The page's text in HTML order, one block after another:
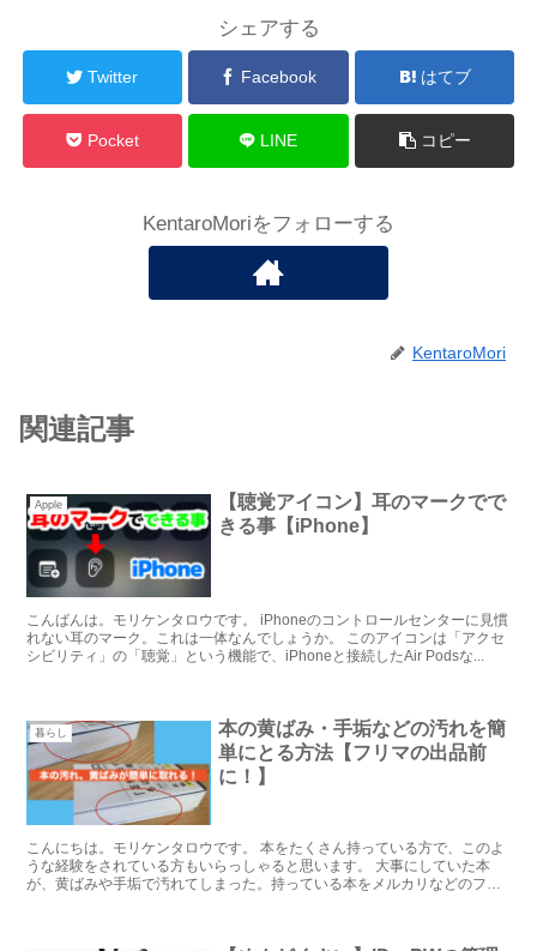
シェアする
Twitter Facebook はてブ
Pocket LINE コピー
KentaroMoriをフォローする
KentaroMori
関連記事
Apple
【聴覚アイコン】耳のマークでで
きる事【iPhone】
こんばんは。モリケンタロウです。 iPhoneのコントロールセンターに見慣
れない耳のマーク。これは一体なんでしょうか。 このアイコンは「アクセ
シビリティ」の「聴覚」という機能で、iPhoneと接続したAir Podsな...
暮らし
本の黄ばみ・手垢などの汚れを簡
単にとる方法【フリマの出品前
に！】
こんにちは。モリケンタロウです。 本をたくさん持っている方で、このよ
うな経験をされている方もいらっしゃると思います。 大事にしていた本
が、黄ばみや手垢で汚れてしまった。持っている本をメルカリなどのフリ